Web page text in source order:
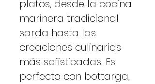
platos, desde la cocina
marinera tradicional
sarda hasta las
creaciones culinarias
más sofisticadas. Es
perfecto con bottarga,